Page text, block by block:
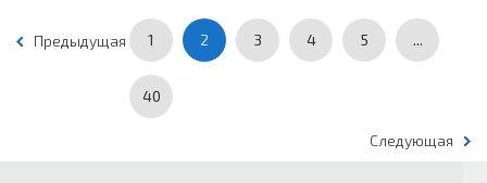
Предыдущая 1 2 3 4 5 ...
40
Следующая